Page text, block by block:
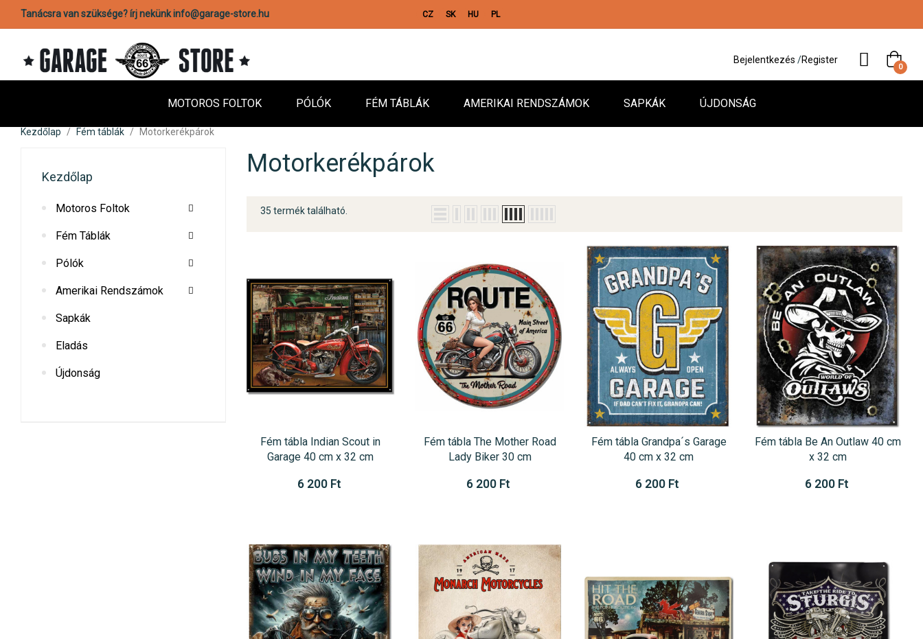
Tanácsra van szüksége? írj nekünk info@garage-store.hu CZ SK HU PL
Bejelentkezés /Register
0
MOTOROS FOLTOK PÓLÓK FÉM TÁBLÁK AMERIKAI RENDSZÁMOK SAPKÁK ÚJDONSÁG
Kezdőlap Fém táblák Motorkerékpárok
Kezdőlap
Motoros Foltok
Fém Táblák
Pólók
Amerikai Rendszámok
Sapkák
Eladás
Újdonság
Motorkerékpárok
35 termék található.
Fém tábla Indian Scout in
Garage 40 cm x 32 cm
6 200 Ft
Fém tábla The Mother Road
Lady Biker 30 cm
6 200 Ft
Fém tábla Grandpa´s Garage
40 cm x 32 cm
6 200 Ft
Fém tábla Be An Outlaw 40 cm
x 32 cm
6 200 Ft